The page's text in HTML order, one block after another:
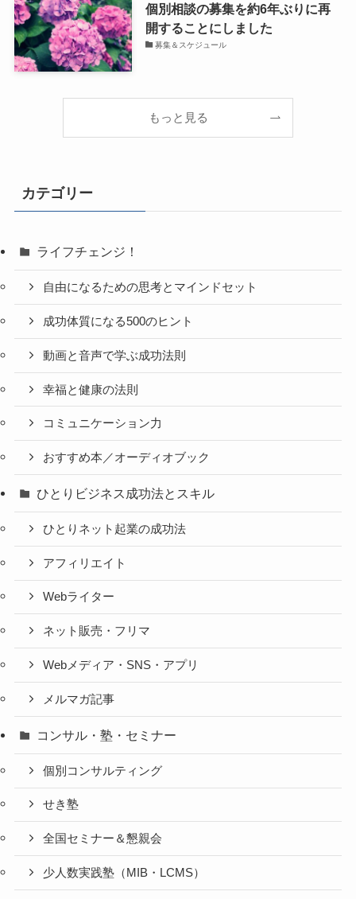
個別相談の募集を約6年ぶりに再
開することにしました
募集＆スケジュール
もっと見る
カテゴリー
ライフチェンジ！
自由になるための思考とマインドセット
成功体質になる500のヒント
動画と音声で学ぶ成功法則
幸福と健康の法則
コミュニケーション力
おすすめ本／オーディオブック
ひとりビジネス成功法とスキル
ひとりネット起業の成功法
アフィリエイト
Webライター
ネット販売・フリマ
Webメディア・SNS・アプリ
メルマガ記事
コンサル・塾・セミナー
個別コンサルティング
せき塾
全国セミナー＆懇親会
少人数実践塾（MIB・LCMS）